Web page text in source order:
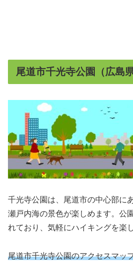
尾道市千光寺公園（広島県
千光寺公園は、尾道市の中心部に
瀬戸内海の景色が楽しめます。公
れており、気軽にハイキングを楽
尾道市千光寺公園のアクセスマッ